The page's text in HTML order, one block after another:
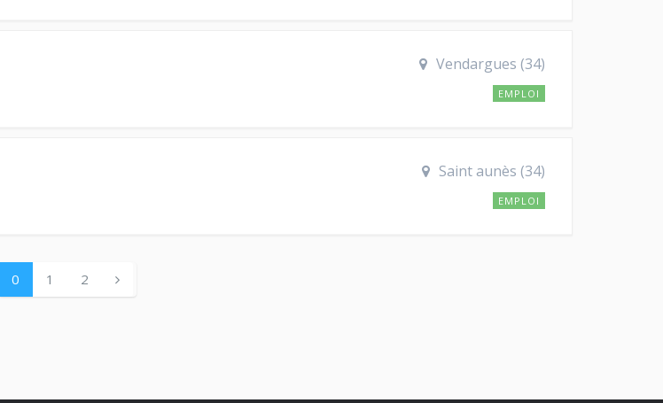
Vendargues (34)
EMPLOI
Saint aunès (34)
EMPLOI
0 1 2